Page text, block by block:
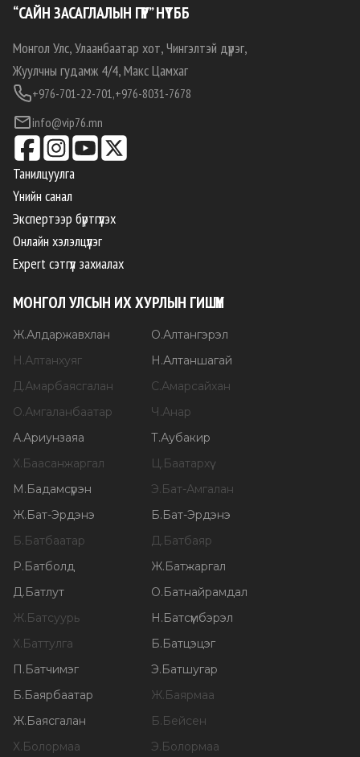
“САЙН ЗАСАГЛАЛЫН ГҮҮР” НҮТББ
Монгол Улс, Улаанбаатар хот, Чингэлтэй дүүрэг,
Жуулчны гудамж 4/4, Макс Цамхаг
+976-701-22-701,+976-8031-7678
info@vip76.mn
Танилцуулга
Үнийн санал
Экспертээр бүртгүүлэх
Онлайн хэлэлцүүлэг
Expert сэтгүүл захиалах
МОНГОЛ УЛСЫН ИХ ХУРЛЫН ГИШҮҮН
Ж.Алдаржавхлан О.Алтангэрэл
Н.Алтанхуяг Н.Алтаншагай
Д.Амарбаясгалан С.Амарсайхан
О.Амгаланбаатар Ч.Анар
А.Ариунзаяа Т.Аубакир
Х.Баасанжаргал Ц.Баатархүү
М.Бадамсүрэн Э.Бат-Амгалан
Ж.Бат-Эрдэнэ Б.Бат-Эрдэнэ
Б.Батбаатар Д.Батбаяр
Р.Батболд Ж.Батжаргал
Д.Батлут О.Батнайрамдал
Ж.Батсуурь Н.Батсүмбэрэл
Х.Баттулга Б.Батцэцэг
П.Батчимэг Э.Батшугар
Б.Баярбаатар Ж.Баярмаа
Ж.Баясгалан Б.Бейсен
Х.Болормаа Э.Болормаа